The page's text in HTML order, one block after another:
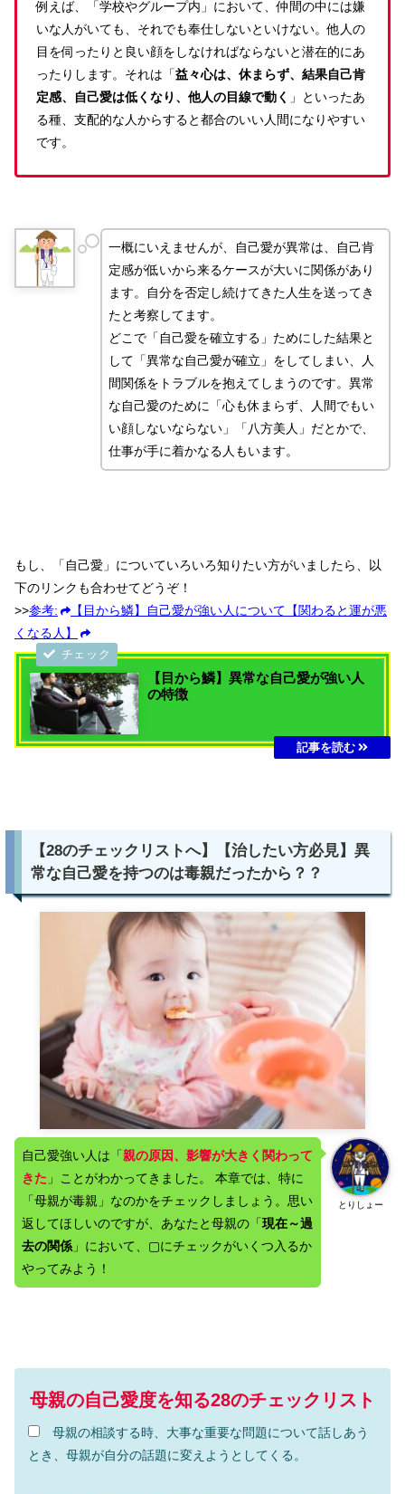
例えば、「学校やグループ内」において、仲間の中には嫌
いな人がいても、それでも奉仕しないといけない。他人の
目を伺ったりと良い顔をしなければならないと潜在的にあ
ったりします。それは「益々心は、休まらず、結果自己肯
定感、自己愛は低くなり、他人の目線で動く 」といったあ
る種、支配的な人からすると都合のいい人間になりやすい
です。
一概にいえませんが、自己愛が異常は、自己肯
定感が低いから来るケースが大いに関係があり
ます。自分を否定し続けてきた人生を送ってき
たと考察してます。
どこで「自己愛を確立する」ためにした結果と
して「異常な自己愛が確立」をしてしまい、人
間関係をトラブルを抱えてしまうのです。異常
な自己愛のために「心も休まらず、人間でもい
い顔しないならない」「八方美人」だとかで、
仕事が手に着かなる人もいます。
もし、「自己愛」についていろいろ知りたい方がいましたら、以
下のリンクも合わせてどうぞ！
>>参考:
【目から鱗】自己愛が強い人について【関わると運が悪
くなる人】
【目から鱗】異常な自己愛が強い人
の特徴
【28のチェックリストへ】【治したい方必見】異
常な自己愛を持つのは毒親だったから？？
とりしょー
自己愛強い人は「親の原因、影響が大きく関わって
きた 」ことがわかってきました。 本章では、特に
「母親が毒親」なのかをチェックしましょう。思い
返してほしいのですが、あなたと母親の「現在～過
去の関係 」において、▢にチェックがいくつ入るか
やってみよう！
母親の自己愛度を知る28のチェックリスト
母親の相談する時、大事な重要な問題について話しあう
とき、母親が自分の話題に変えようとしてくる。